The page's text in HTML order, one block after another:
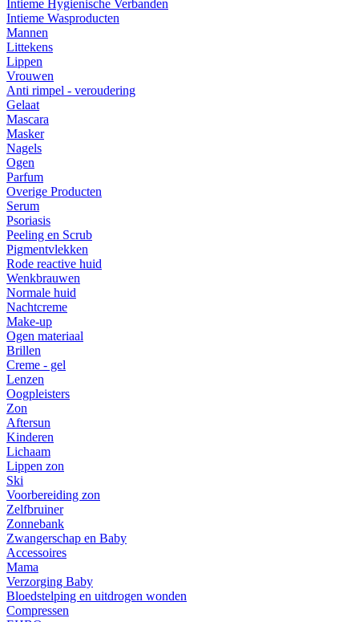
Intieme Hygienische Verbanden
Intieme Wasproducten
Mannen
Littekens
Lippen
Vrouwen
Anti rimpel - veroudering
Gelaat
Mascara
Masker
Nagels
Ogen
Parfum
Overige Producten
Serum
Psoriasis
Peeling en Scrub
Pigmentvlekken
Rode reactive huid
Wenkbrauwen
Normale huid
Nachtcreme
Make-up
Ogen materiaal
Brillen
Creme - gel
Lenzen
Oogpleisters
Zon
Aftersun
Kinderen
Lichaam
Lippen zon
Ski
Voorbereiding zon
Zelfbruiner
Zonnebank
Zwangerschap en Baby
Accessoires
Mama
Verzorging Baby
Bloedstelping en uitdrogen wonden
Compressen